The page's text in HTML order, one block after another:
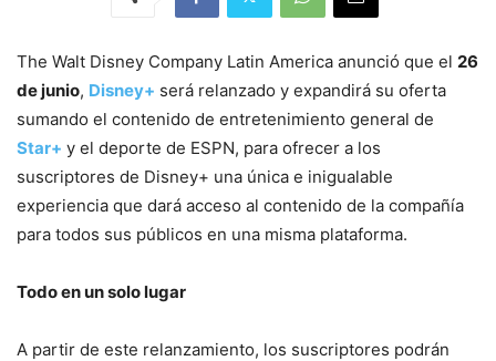
The Walt Disney Company Latin America anunció que el 26
de junio, Disney+ será relanzado y expandirá su oferta
sumando el contenido de entretenimiento general de
Star+ y el deporte de ESPN, para ofrecer a los
suscriptores de Disney+ una única e inigualable
experiencia que dará acceso al contenido de la compañía
para todos sus públicos en una misma plataforma.
Todo en un solo lugar
A partir de este relanzamiento, los suscriptores podrán